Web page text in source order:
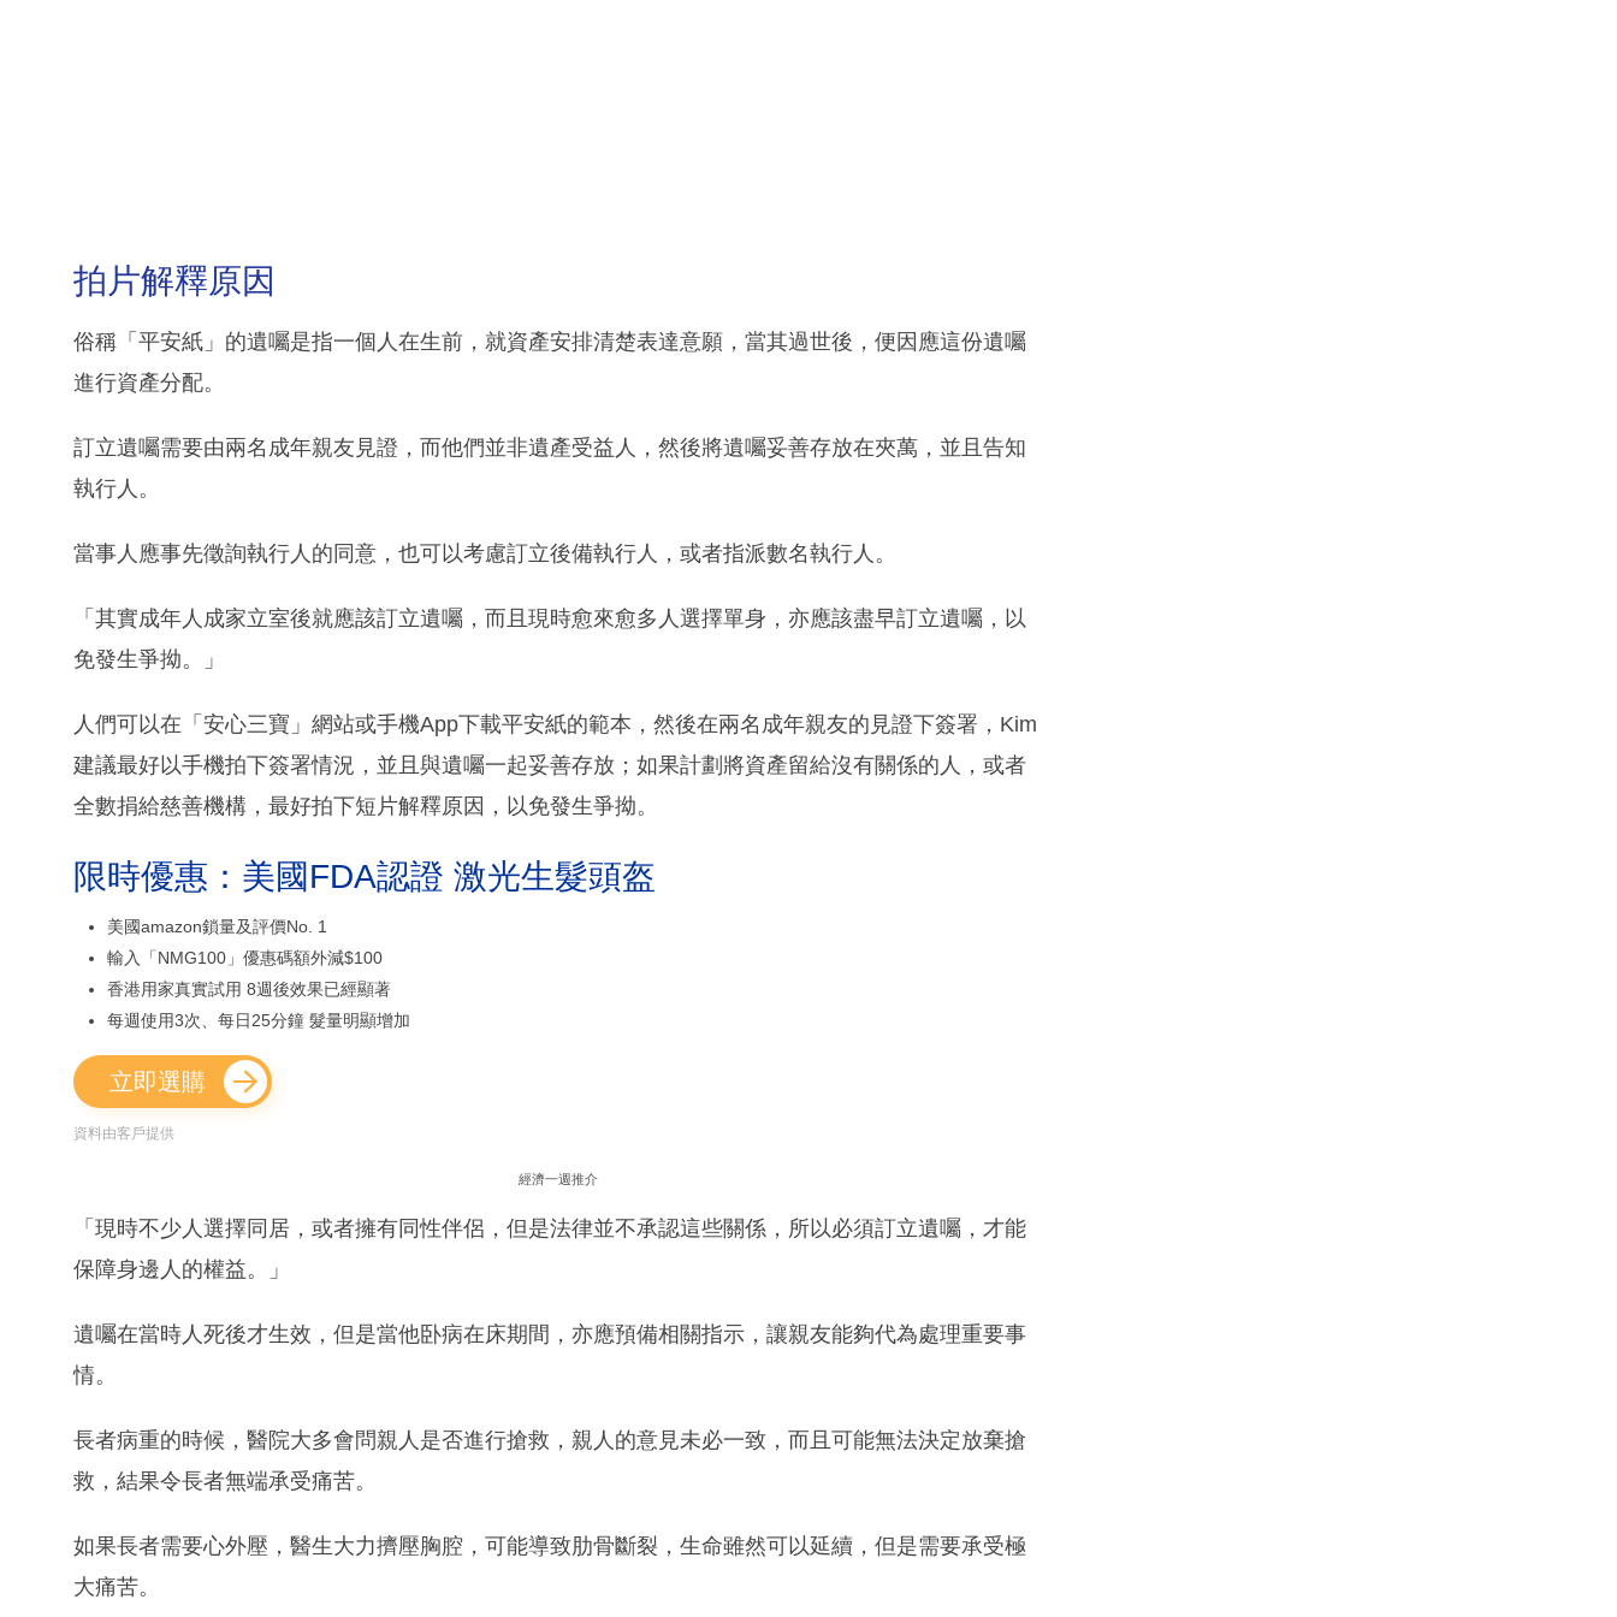
拍片解釋原因
俗稱「平安紙」的遺囑是指一個人在生前，就資產安排清楚表達意願，當其過世後，便因應這份遺囑
進行資產分配。
訂立遺囑需要由兩名成年親友見證，而他們並非遺產受益人，然後將遺囑妥善存放在夾萬，並且告知
執行人。
當事人應事先徵詢執行人的同意，也可以考慮訂立後備執行人，或者指派數名執行人。
「其實成年人成家立室後就應該訂立遺囑，而且現時愈來愈多人選擇單身，亦應該盡早訂立遺囑，以
免發生爭拗。」
人們可以在「安心三寶」網站或手機App下載平安紙的範本，然後在兩名成年親友的見證下簽署，Kim
建議最好以手機拍下簽署情況，並且與遺囑一起妥善存放；如果計劃將資產留給沒有關係的人，或者
全數捐給慈善機構，最好拍下短片解釋原因，以免發生爭拗。
限時優惠：美國FDA認證 激光生髮頭盔
美國amazon鎖量及評價No. 1
輸入「NMG100」優惠碼額外減$100
香港用家真實試用 8週後效果已經顯著
每週使用3次、每日25分鐘 髮量明顯增加
立即選購
資料由客戶提供
經濟一週推介
「現時不少人選擇同居，或者擁有同性伴侶，但是法律並不承認這些關係，所以必須訂立遺囑，才能
保障身邊人的權益。」
遺囑在當時人死後才生效，但是當他卧病在床期間，亦應預備相關指示，讓親友能夠代為處理重要事
情。
長者病重的時候，醫院大多會問親人是否進行搶救，親人的意見未必一致，而且可能無法決定放棄搶
救，結果令長者無端承受痛苦。
如果長者需要心外壓，醫生大力擠壓胸腔，可能導致肋骨斷裂，生命雖然可以延續，但是需要承受極
大痛苦。